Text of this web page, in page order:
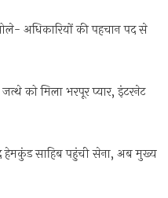
अधिकारियों की पहचान पद से
को मिला भरपूर प्यार, इंटरनेट
साहिब पहुंची सेना, अब मुख्य